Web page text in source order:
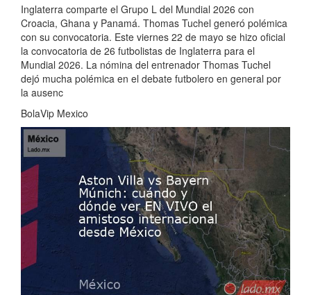
Inglaterra comparte el Grupo L del Mundial 2026 con
Croacia, Ghana y Panamá. Thomas Tuchel generó polémica
con su convocatoria. Este viernes 22 de mayo se hizo oficial
la convocatoria de 26 futbolistas de Inglaterra para el
Mundial 2026. La nómina del entrenador Thomas Tuchel
dejó mucha polémica en el debate futbolero en general por
la ausenc
BolaVip Mexico